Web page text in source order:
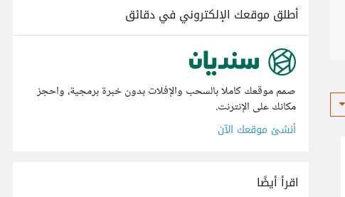
أطلق موقعك الإلكتروني في دقائق
صمم موقعك كاملا بالسحب والإفلات بدون خبرة برمجية، واحجز
مكانك على الإنترنت.
أنشئ موقعك الآن
اقرأ أيضًا